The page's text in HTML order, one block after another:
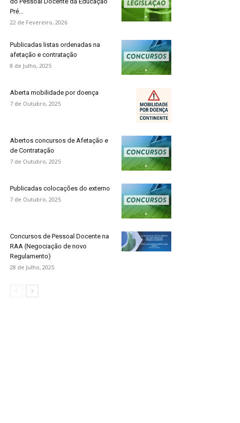
Pré...
22 de Fevereiro, 2026
Publicadas listas ordenadas na
afetação e contratação
8 de Julho, 2025
Aberta mobilidade por doença
7 de Outubro, 2025
Abertos concursos de Afetação e
de Contratação
7 de Outubro, 2025
Publicadas colocações do externo
7 de Outubro, 2025
Concursos de Pessoal Docente na
RAA (Negociação de novo
Regulamento)
28 de Julho, 2025